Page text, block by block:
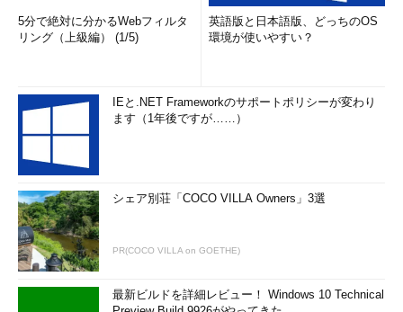
5分で絶対に分かるWebフィルタ
リング（上級編） (1/5)
英語版と日本語版、どっちのOS
環境が使いやすい？
IEと.NET Frameworkのサポートポリシーが変わり
ます（1年後ですが……）
シェア別荘「COCO VILLA Owners」3選
PR(COCO VILLA on GOETHE)
最新ビルドを詳細レビュー！ Windows 10 Technical